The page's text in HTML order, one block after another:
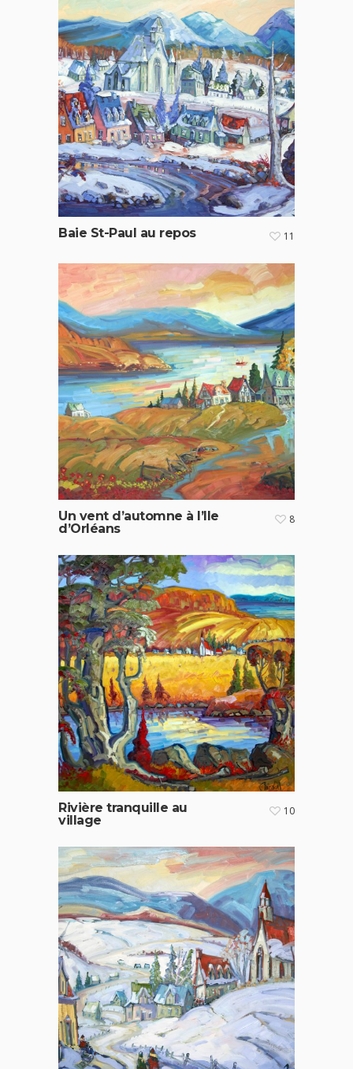
Baie St-Paul au repos 11
Un vent d’automne à l’Ile
d’Orléans
8
Rivière tranquille au
village
10